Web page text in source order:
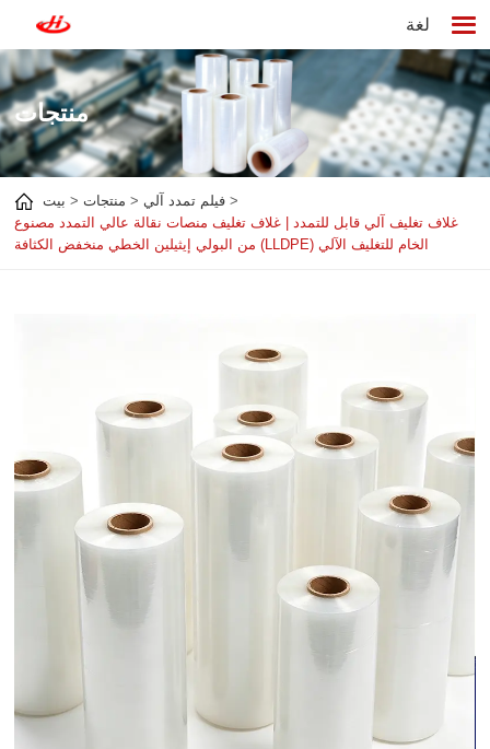
لغة
منتجات
بيت منتجات
فيلم تمدد آلي
غلاف تغليف آلي قابل للتمدد | غلاف تغليف منصات نقالة عالي التمدد مصنوع
من البولي إيثيلين الخطي منخفض الكثافة (LLDPE) الخام للتغليف الآلي